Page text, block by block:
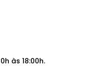
às 18:00h.